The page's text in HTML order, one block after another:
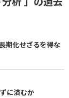
期化せざるを得な
に済むか